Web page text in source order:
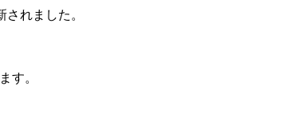
れました。
す。